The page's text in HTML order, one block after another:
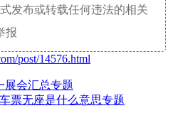
发布或转载任何违法的相关
报
post/14576.html
展会汇总专题
票无座是什么意思专题